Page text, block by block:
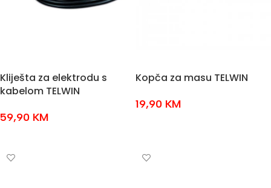
Kliješta za elektrodu s
kabelom TELWIN
59,90 KM
Kopča za masu TELWIN
19,90 KM